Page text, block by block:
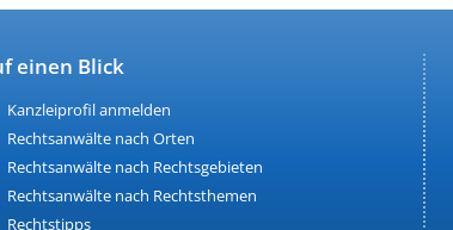
einen Blick
Kanzleiprofil anmelden
Rechtsanwälte nach Orten
Rechtsanwälte nach Rechtsgebieten
Rechtsanwälte nach Rechtsthemen
Rechtstipps